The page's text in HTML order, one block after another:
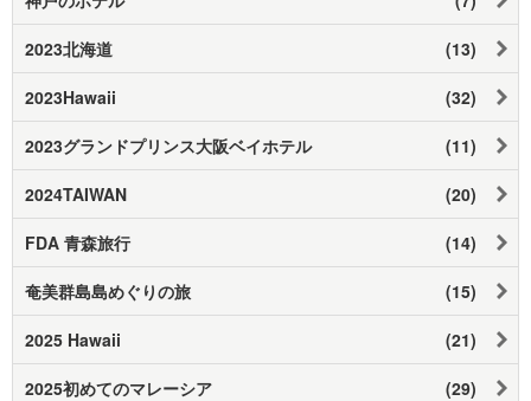
2023北海道 (13)
2023Hawaii (32)
2023グランドプリンス大阪ベイホテル (11)
2024TAIWAN (20)
FDA 青森旅行 (14)
奄美群島島めぐりの旅 (15)
2025 Hawaii (21)
2025初めてのマレーシア (29)